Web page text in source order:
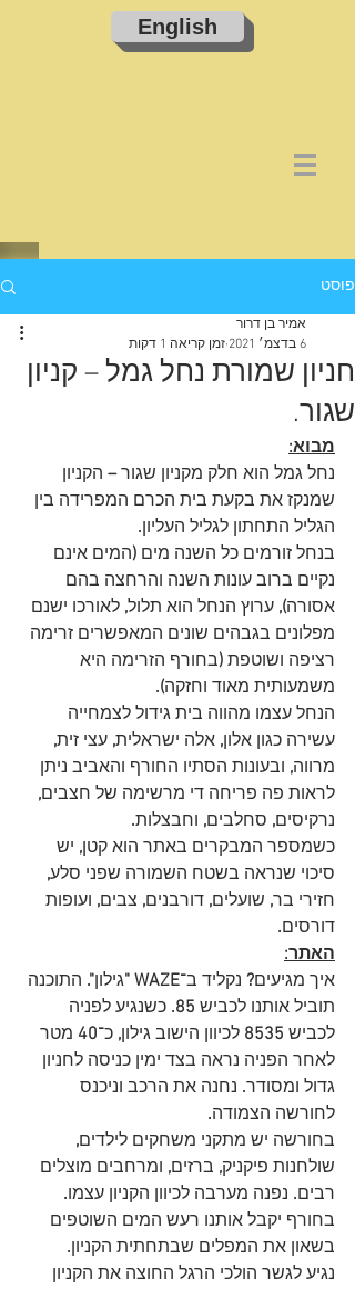
English
פוסט
חניון שמורת נחל גמל – קניון
שגור.
אמיר בן דרור
6 בדצמ׳ 2021
זמן קריאה 1 דקות
מבוא:
נחל גמל הוא חלק מקניון שגור – הקניון
שמנקז את בקעת בית הכרם המפרידה בין
הגליל התחתון לגליל העליון.
בנחל זורמים כל השנה מים (המים אינם
נקיים ברוב עונות השנה והרחצה בהם
אסורה), ערוץ הנחל הוא תלול, לאורכו ישנם
מפלונים בגבהים שונים המאפשרים זרימה
רציפה ושוטפת (בחורף הזרימה היא
משמעותית מאוד וחזקה).
הנחל עצמו מהווה בית גידול לצמחייה
עשירה כגון אלון, אלה ישראלית, עצי זית,
מרווה, ובעונות הסתיו החורף והאביב ניתן
לראות פה פריחה די מרשימה של חצבים,
נרקיסים, סחלבים, וחבצלות.
כשמספר המבקרים באתר הוא קטן, יש
סיכוי שנראה בשטח השמורה שפני סלע,
חזירי בר, שועלים, דורבנים, צבים, ועופות
דורסים.
האתר:
איך מגיעים? נקליד ב־WAZE " גילון". התוכנה
תוביל אותנו לכביש 85. כשנגיע לפניה
לכביש 8535 לכיוון הישוב גילון, כ־40 מטר
לאחר הפניה נראה בצד ימין כניסה לחניון
גדול ומסודר. נחנה את הרכב וניכנס
לחורשה הצמודה.
בחורשה יש מתקני משחקים לילדים,
שולחנות פיקניק, ברזים, ומרחבים מוצלים
רבים. נפנה מערבה לכיוון הקניון עצמו.
בחורף יקבל אותנו רעש המים השוטפים
בשאון את המפלים שבתחתית הקניון.
נגיע לגשר הולכי הרגל החוצה את הקניון